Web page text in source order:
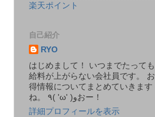
楽天ポイント
自己紹介
RYO
はじめまして！ いつまでたっても
給料が上がらない会社員です。 お
得情報についてまとめていきます
ね。 ٩( 'ω' )وおー！
詳細プロフィールを表示